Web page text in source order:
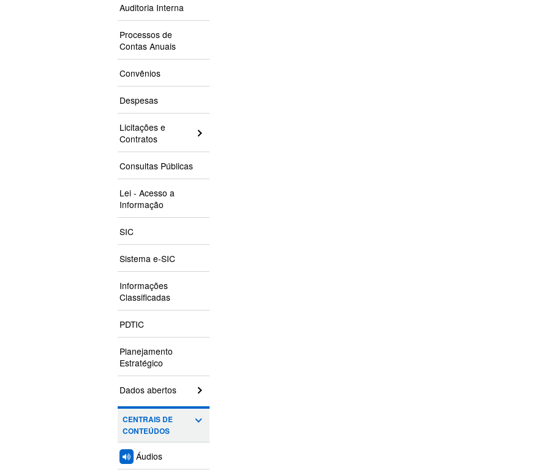
Auditoria Interna
Processos de
Contas Anuais
Convênios
Despesas
Licitações e
Contratos
Consultas Públicas
Lei - Acesso a
Informação
SIC
Sistema e-SIC
Informações
Classificadas
PDTIC
Planejamento
Estratégico
Dados abertos
CENTRAIS DE
CONTEÚDOS
Áudios